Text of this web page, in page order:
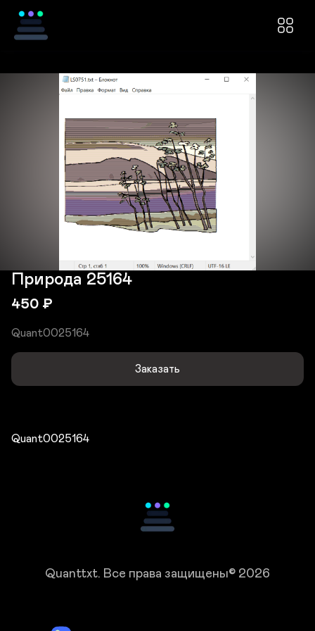
Природа 25164
450 ₽
Quant0025164
Заказать
Quant0025164
Quanttxt. Все права защищены© 2026